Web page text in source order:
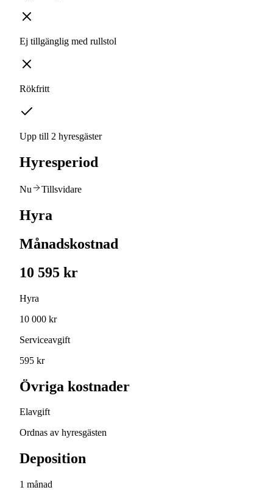
Ej tillgänglig med rullstol
Rökfritt
Upp till 2 hyresgäster
Hyresperiod
Nu Tillsvidare
Hyra
Månadskostnad
10 595 kr
Hyra
10 000 kr
Serviceavgift
595 kr
Övriga kostnader
Elavgift
Ordnas av hyresgästen
Deposition
1 månad